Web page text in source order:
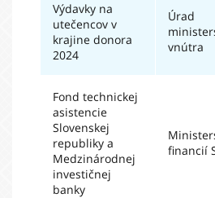
Výdavky na
utečencov v
krajine donora
2024
Úrad
vnútra
Fond technickej
asistencie
Slovenskej
republiky a
Medzinárodnej
investičnej
banky
financií